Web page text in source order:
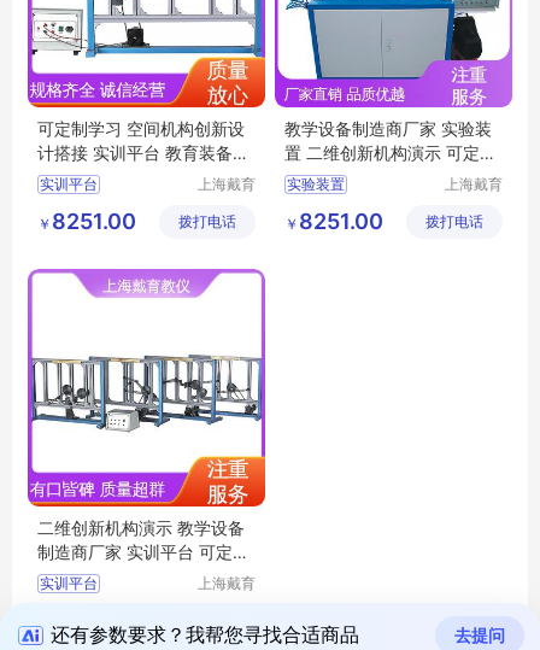
可定制学习 空间机构创新设
计搭接 实训平台 教育装备源
头厂家
实训平台
空间机构运动方案创新设计实验平台
平面机构动态参数实验装置
上海戴育
设备有限
￥ 8251.00 拨打电话
教学设备制造商厂家 实验装
置 二维创新机构演示 可定制
学习
实验装置
空间机构创新设计拼装实训平台
上海戴育
设备有限
￥ 8251.00 拨打电话
二维创新机构演示 教学设备
制造商厂家 实训平台 可定制
学习
实训平台
空间机构创新组合及演示实验装置
上海戴育
设备有限
公司
￥ 8251.00
还有参数要求？我帮您寻找合适商品 去提问